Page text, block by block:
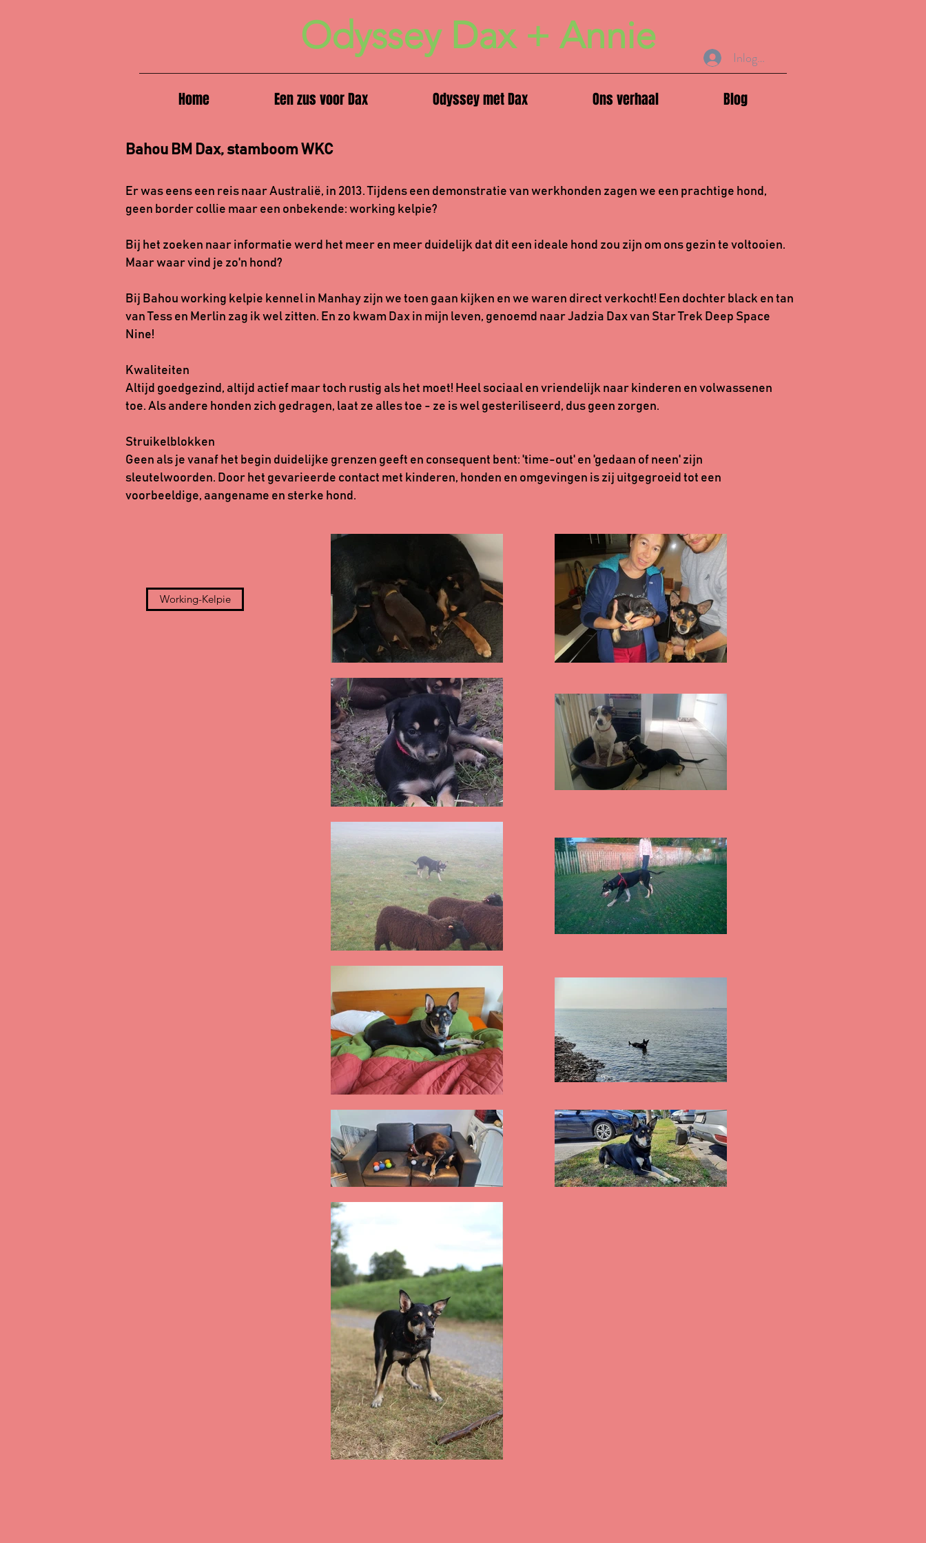
Odyssey Dax + Annie Inloggen
Home Een zus voor Dax Odyssey met Dax Ons verhaal Blog
Bahou BM Dax, stamboom WKC
Er was eens een reis naar Australië, in 2013. Tijdens een demonstratie van werkhonden zagen we een prachtige hond,
geen border collie maar een onbekende: working kelpie?
Bij het zoeken naar informatie werd het meer en meer duidelijk dat dit een ideale hond zou zijn om ons gezin te voltooien.
Maar waar vind je zo'n hond?
Bij Bahou working kelpie kennel in Manhay zijn we toen gaan kijken en we waren direct verkocht! Een dochter black en tan
van Tess en Merlin zag ik wel zitten. En zo kwam Dax in mijn leven, genoemd naar Jadzia Dax van Star Trek Deep Space
Nine!
Kwaliteiten
Altijd goedgezind, altijd actief maar toch rustig als het moet! Heel sociaal en vriendelijk naar kinderen en volwassenen
toe. Als andere honden zich gedragen, laat ze alles toe - ze is wel gesteriliseerd, dus geen zorgen.
Struikelblokken
Geen als je vanaf het begin duidelijke grenzen geeft en consequent bent: 'time-out' en 'gedaan of neen' zijn
sleutelwoorden. Door het gevarieerde contact met kinderen, honden en omgevingen is zij uitgegroeid tot een
voorbeeldige, aangename en sterke hond.
Working-Kelpie